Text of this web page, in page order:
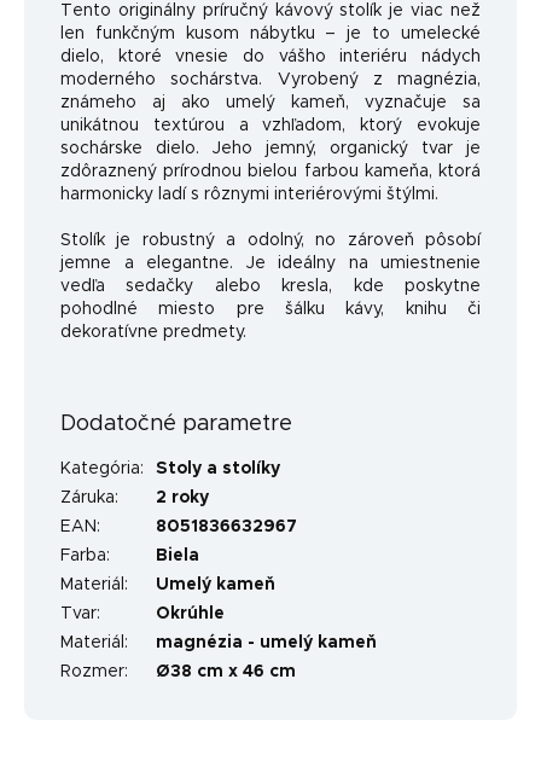
Tento originálny príručný kávový stolík je viac než
len funkčným kusom nábytku – je to umelecké
dielo, ktoré vnesie do vášho interiéru nádych
moderného sochárstva. Vyrobený z magnézia,
známeho aj ako umelý kameň, vyznačuje sa
unikátnou textúrou a vzhľadom, ktorý evokuje
sochárske dielo. Jeho jemný, organický tvar je
zdôraznený prírodnou bielou farbou kameňa, ktorá
harmonicky ladí s rôznymi interiérovými štýlmi.
Stolík je robustný a odolný, no zároveň pôsobí
jemne a elegantne. Je ideálny na umiestnenie
vedľa sedačky alebo kresla, kde poskytne
pohodlné miesto pre šálku kávy, knihu či
dekoratívne predmety.
Dodatočné parametre
Kategória:
Stoly a stolíky
Záruka:
2 roky
EAN :
8051836632967
Farba:
Biela
Materiál :
Umelý kameň
Tvar:
Okrúhle
Materiál :
magnézia - umelý kameň
Rozmer: Ø38 cm x 46 cm